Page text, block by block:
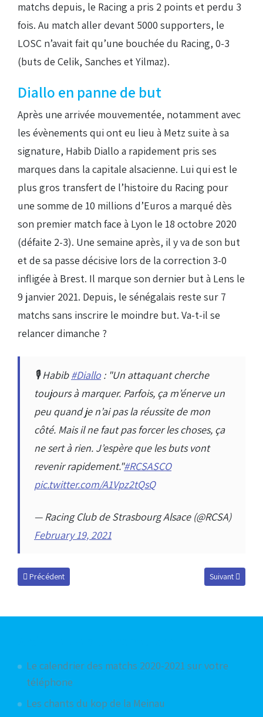
matchs depuis, le Racing a pris 2 points et perdu 3
fois. Au match aller devant 5000 supporters, le
LOSC n’avait fait qu’une bouchée du Racing, 0-3
(buts de Celik, Sanches et Yilmaz).
Diallo en panne de but
Après une arrivée mouvementée, notamment avec
les évènements qui ont eu lieu à Metz suite à sa
signature, Habib Diallo a rapidement pris ses
marques dans la capitale alsacienne. Lui qui est le
plus gros transfert de l’histoire du Racing pour
une somme de 10 millions d’Euros a marqué dès
son premier match face à Lyon le 18 octobre 2020
(défaite 2-3). Une semaine après, il y va de son but
et de sa passe décisive lors de la correction 3-0
infligée à Brest. Il marque son dernier but à Lens le
9 janvier 2021. Depuis, le sénégalais reste sur 7
matchs sans inscrire le moindre but. Va-t-il se
relancer dimanche ?
🎙️ Habib#Diallo : "Un attaquant cherche
toujours à marquer. Parfois, ça m’énerve un
peu quand je n’ai pas la réussite de mon
côté. Mais il ne faut pas forcer les choses, ça
ne sert à rien. J’espère que les buts vont
revenir rapidement."#RCSASCO
pic.twitter.com/A1Vpz2tQsQ
— Racing Club de Strasbourg Alsace (@RCSA)
February 19, 2021
Article précédent : Stopper la machine monégasque !
Précédent Article suivant :
Suivant
Le calendrier des matchs 2020-2021 sur votre
téléphone
Les chants du kop de la Meinau